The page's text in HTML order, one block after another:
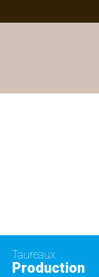
Taureaux
Production